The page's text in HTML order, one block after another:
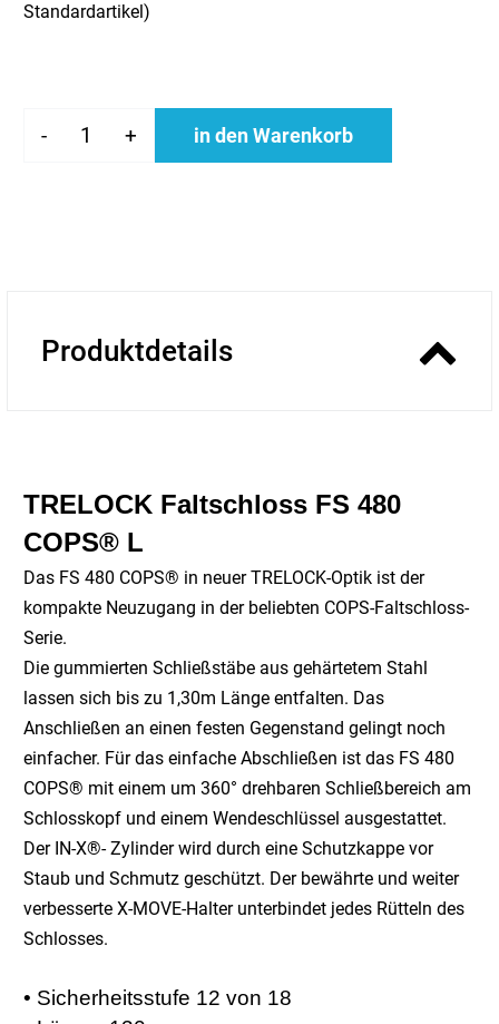
Standardartikel)
- + in den Warenkorb
Produktdetails
TRELOCK Faltschloss FS 480
COPS® L
Das FS 480 COPS® in neuer TRELOCK-Optik ist der
kompakte Neuzugang in der beliebten COPS-Faltschloss-
Serie.
Die gummierten Schließstäbe aus gehärtetem Stahl
lassen sich bis zu 1,30m Länge entfalten. Das
Anschließen an einen festen Gegenstand gelingt noch
einfacher. Für das einfache Abschließen ist das FS 480
COPS® mit einem um 360° drehbaren Schließbereich am
Schlosskopf und einem Wendeschlüssel ausgestattet.
Der IN-X®- Zylinderwird durch eine Schutzkappe vor
Staub und Schmutz geschützt. Der bewährte und weiter
verbesserte X-MOVE-Halter unterbindet jedes Rütteln des
Schlosses.
• Sicherheitsstufe 12 von 18